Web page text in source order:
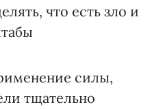
что есть зло и
силы,
тщательно